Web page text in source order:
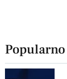
Popularno